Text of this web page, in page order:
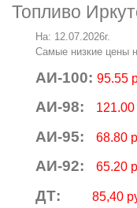
Топливо
На: 12.07.2026г.
Самые низкие цены
АИ-100: 95.55
АИ-98: 121.00
АИ-95: 68.80
АИ-92: 65.20
ДТ: 85,40